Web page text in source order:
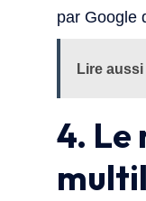
par Google
Lire aussi
4. Le